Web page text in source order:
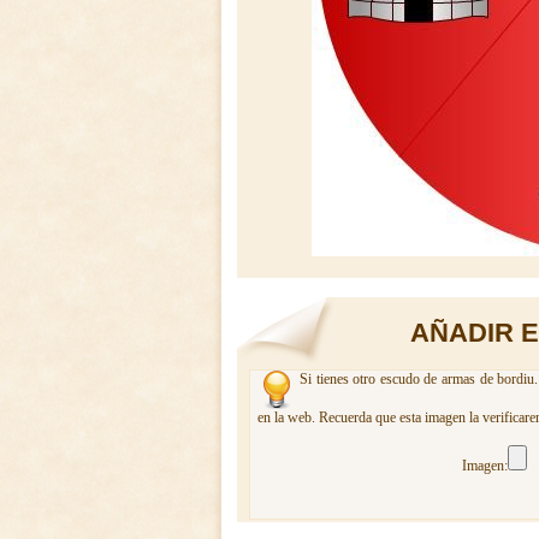
AÑADIR
Si tienes otro escudo de armas de
en la web. Recuerda que esta imagen la
Imagen: